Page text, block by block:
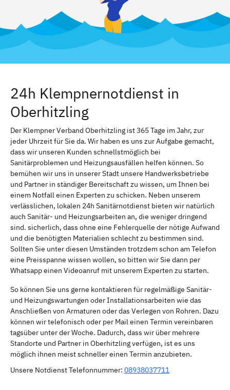
24h Klempnernotdienst in
Oberhitzling
Der Klempner Verband Oberhitzling ist 365 Tage im Jahr, zur
jeder Uhrzeit für Sie da. Wir haben es uns zur Aufgabe gemacht,
dass wir unseren Kunden schnellstmöglich bei
Sanitärproblemen und Heizungsausfällen helfen können. So
bemühen wir uns in unserer Stadt unsere Handwerksbetriebe
und Partner in ständiger Bereitschaft zu wissen, um Ihnen bei
einem Notfall einen Experten zu schicken. Neben unserem
verlässlichen, lokalen 24h Sanitärnotdienst bieten wir natürlich
auch Sanitär- und Heizungsarbeiten an, die weniger dringend
sind. sicherlich, dass ohne eine Fehlerquelle der nötige Aufwand
und die benötigten Materialien schlecht zu bestimmen sind.
Sollten Sie unter diesen Umständen trotzdem schon am Telefon
eine Preisspanne wissen wollen, so bitten wir Sie dann per
Whatsapp einen Videoanruf mit unserem Experten zu starten.
So können Sie uns gerne kontaktieren für regelmäßige Sanitär-
und Heizungswartungen oder Installationsarbeiten wie das
Anschließen von Armaturen oder das Verlegen von Rohren. Dazu
können wir telefonisch oder per Mail einen Termin vereinbaren
tagsüber unter der Woche. Dadurch, dass wir über mehrere
Standorte und Partner in Oberhitzling verfügen, ist es uns
möglich ihnen meist schneller einen Termin anzubieten.
Unsere Notdienst Telefonnummer: 08938037711